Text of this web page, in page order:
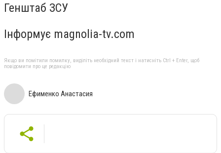
Генштаб ЗСУ
Інформує magnolia-tv.com
Якщо ви помітили помилку, виділіть необхідний текст і натисніть Ctrl + Enter, щоб
повідомити про це редакцію
Ефименко Анастасия